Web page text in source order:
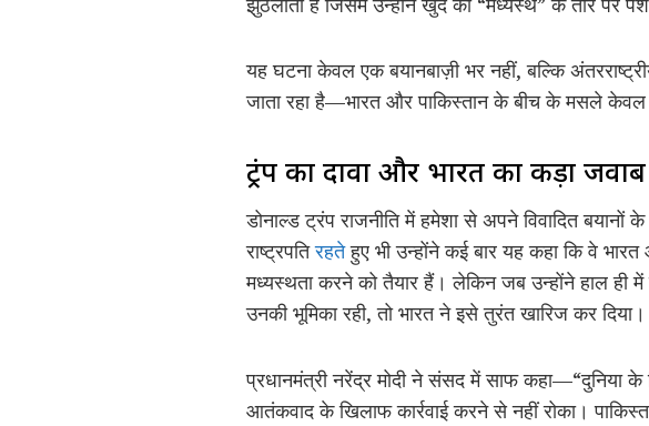
यह घटना केवल एक बयानबाज़ी भर नहीं, बल्कि
जाता रहा है—भारत और पाकिस्तान के बीच के मसले केवल
ट्रंप का दावा और भारत का कड़ा जवाब
डोनाल्ड ट्रंप राजनीति में हमेशा से अपने विवादित बयानों
राष्ट्रपतिरहतेहुए भी उन्होंने कई बार यह कहा कि वे
मध्यस्थता करने को तैयार हैं। लेकिन जब उन्होंने हाल ही में
उनकी भूमिका रही, तो भारत ने इसे तुरंत खारिज कर दिया।
प्रधानमंत्री नरेंद्र मोदी ने संसद में साफ कहा—“दुनिया के
आतंकवाद के खिलाफ कार्रवाई करने से नहीं रोका।